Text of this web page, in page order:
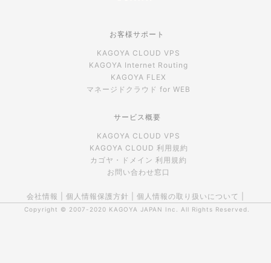
お客様サポート
KAGOYA CLOUD VPS
KAGOYA Internet Routing
KAGOYA FLEX
マネージドクラウド for WEB
サービス概要
KAGOYA CLOUD VPS
KAGOYA CLOUD 利用規約
カゴヤ・ドメイン 利用規約
お問い合わせ窓口
会社情報 個人情報保護方針 個人情報の取り扱いについて
Copyright © 2007-2020 KAGOYA JAPAN Inc. All Rights Reserved.